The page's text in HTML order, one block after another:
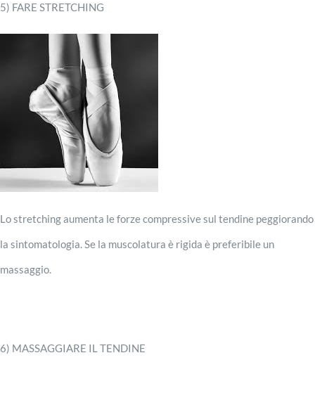
5) FARE STRETCHING
Lo stretching aumenta le forze compressive sul tendine peggiorando
la sintomatologia. Se la muscolatura è rigida è preferibile un
massaggio.
6) MASSAGGIARE IL TENDINE